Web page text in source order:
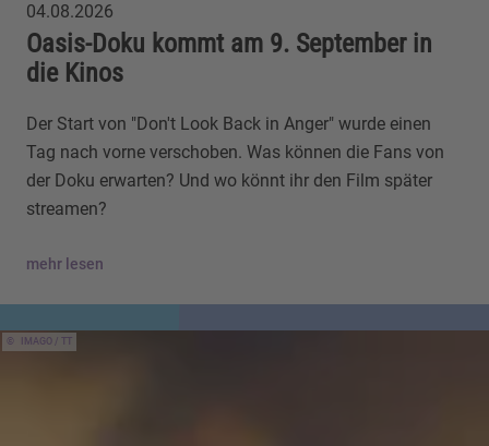
04.08.2026
Oasis-Doku kommt am 9. September in
die Kinos
Der Start von "Don't Look Back in Anger" wurde einen
Tag nach vorne verschoben. Was können die Fans von
der Doku erwarten? Und wo könnt ihr den Film später
streamen?
mehr lesen
IMAGO / TT